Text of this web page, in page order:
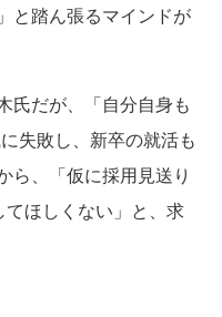
と踏ん張るマインドが
氏だが、「自分自身も
失敗し、新卒の就活も
ら、「仮に採用見送り
てほしくない」と、求